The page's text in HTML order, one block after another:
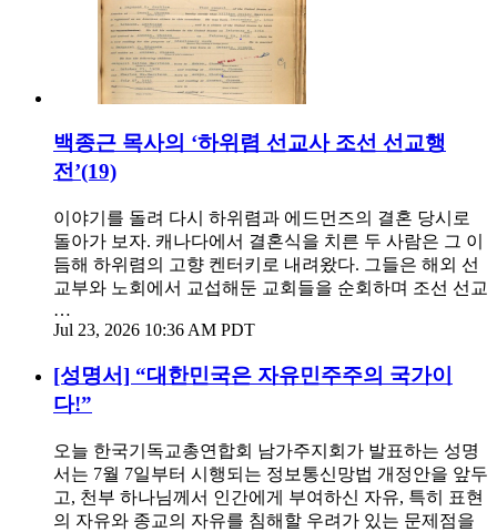
백종근 목사의 ‘하위렴 선교사 조선 선교행
전’(19)
이야기를 돌려 다시 하위렴과 에드먼즈의 결혼 당시로
돌아가 보자. 캐나다에서 결혼식을 치른 두 사람은 그 이
듬해 하위렴의 고향 켄터키로 내려왔다. 그들은 해외 선
교부와 노회에서 교섭해둔 교회들을 순회하며 조선 선교
…
Jul 23, 2026 10:36 AM PDT
[성명서] “대한민국은 자유민주주의 국가이
다!”
오늘 한국기독교총연합회 남가주지회가 발표하는 성명
서는 7월 7일부터 시행되는 정보통신망법 개정안을 앞두
고, 천부 하나님께서 인간에게 부여하신 자유, 특히 표현
의 자유와 종교의 자유를 침해할 우려가 있는 문제점을